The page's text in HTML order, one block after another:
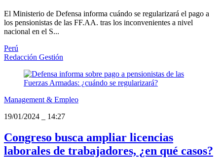
El Ministerio de Defensa informa cuándo se regularizará el pago a
los pensionistas de las FF.AA. tras los inconvenientes a nivel
nacional en el S...
Perú
Redacción Gestión
Management & Empleo
19/01/2024
14:27
Congreso busca ampliar licencias
laborales de trabajadores, ¿en qué casos?